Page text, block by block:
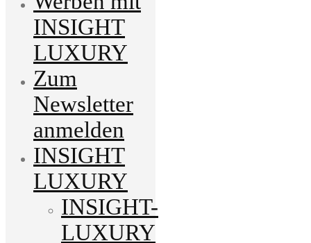
INSIGHT
LUXURY
Zum
Newsletter
anmelden
INSIGHT
LUXURY
INSIGHT-
LUXURY